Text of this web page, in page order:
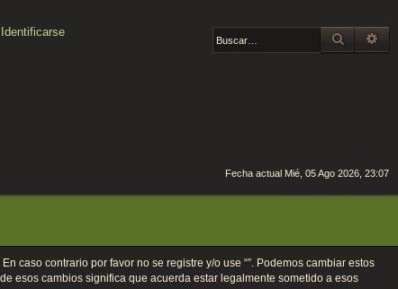
Identificarse BUSCAR
Fecha actual Mié, 05 Ago 2026, 23:07
caso contrario por favor no se registre y/o use “”. Podemos cambiar estos
esos cambios significa que acuerda estar legalmente sometido a esos